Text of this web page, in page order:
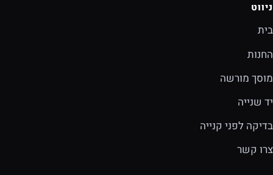
ניווט
בית
החנות
מוסך מורשה
יד שנייה
בדיקה לפני קנייה
צרו קשר